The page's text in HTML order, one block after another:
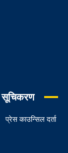
सूचिकरण
काउन्सिल दर्ता